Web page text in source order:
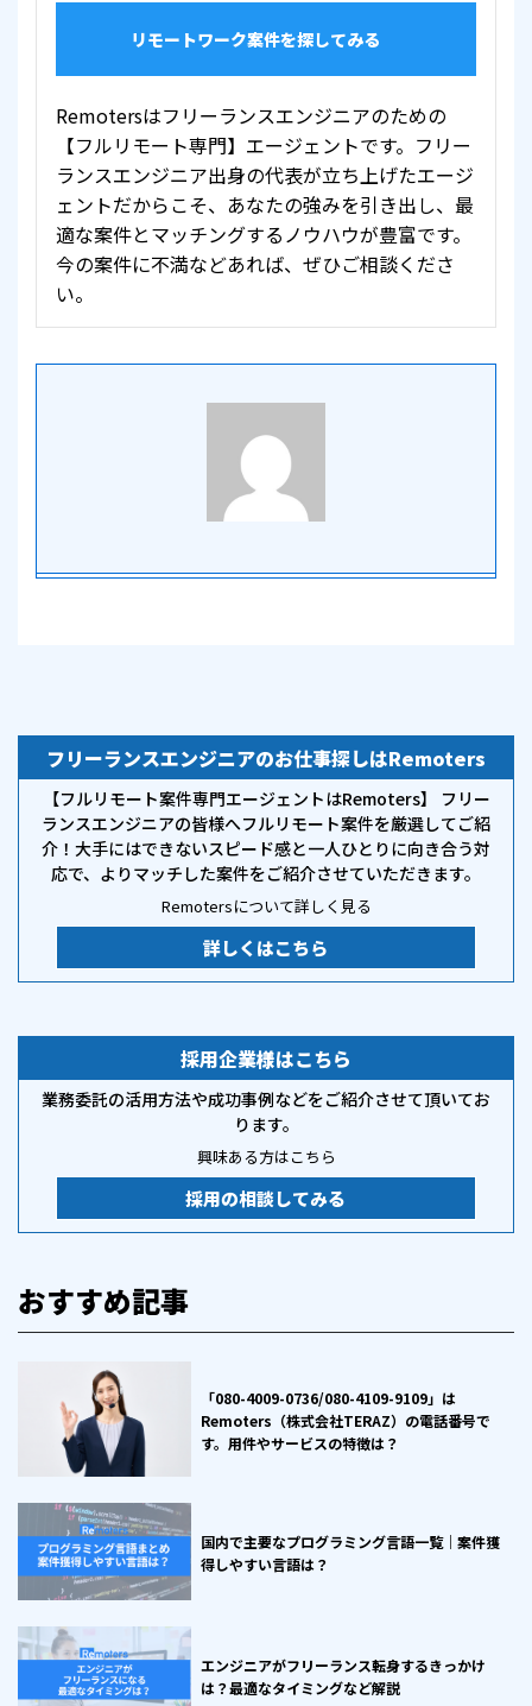
リモートワーク案件を探してみる
Remotersはフリーランスエンジニアのための
【フルリモート専門】エージェントです。フリー
ランスエンジニア出身の代表が立ち上げたエージ
ェントだからこそ、あなたの強みを引き出し、最
適な案件とマッチングするノウハウが豊富です。
今の案件に不満などあれば、ぜひご相談くださ
い。
フリーランスエンジニアのお仕事探しはRemoters
【フルリモート案件専門エージェントはRemoters】 フリー
ランスエンジニアの皆様へフルリモート案件を厳選してご紹
介！大手にはできないスピード感と一人ひとりに向き合う対
応で、よりマッチした案件をご紹介させていただきます。
Remotersについて詳しく見る
詳しくはこちら
採用企業様はこちら
業務委託の活用方法や成功事例などをご紹介させて頂いてお
ります。
興味ある方はこちら
採用の相談してみる
おすすめ記事
「080-4009-0736/080-4109-9109」は
Remoters（株式会社TERAZ）の電話番号で
す。用件やサービスの特徴は？
国内で主要なプログラミング言語一覧｜案件獲
得しやすい言語は？
エンジニアがフリーランス転身するきっかけ
は？最適なタイミングなど解説